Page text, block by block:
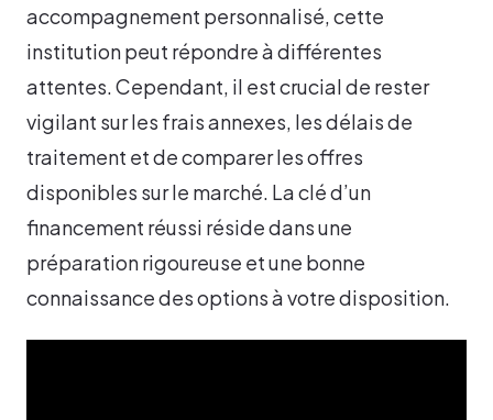
accompagnement personnalisé, cette
institution peut répondre à différentes
attentes. Cependant, il est crucial de rester
vigilant sur les frais annexes, les délais de
traitement et de comparer les offres
disponibles sur le marché. La clé d’un
financement réussi réside dans une
préparation rigoureuse et une bonne
connaissance des options à votre disposition.